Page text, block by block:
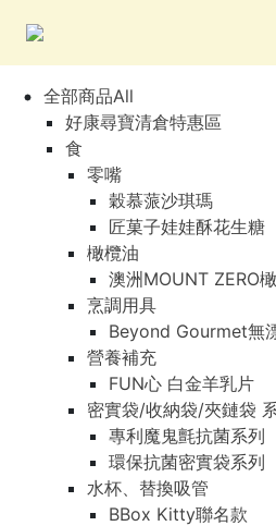
全部商品All
好康尋寶清倉特惠區
食
零嘴
穀慕蒎沙琪瑪
匠菓子娃娃酥花生糖
橄欖油
澳洲MOUNT ZERO
烹調用具
Beyond Gourmet無
營養補充
FUN心 白金羊乳片
密實袋/收納袋/夾鏈袋
專利魔鬼氈抗菌系列
環保抗菌密實袋系列
水杯、替換吸管
BBox Kitty聯名款